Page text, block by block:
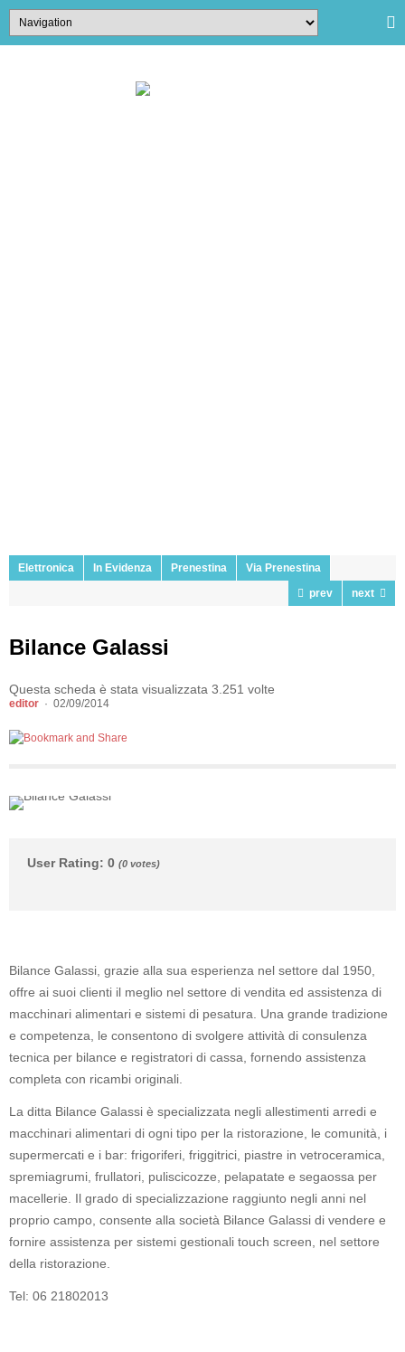
Elettronica In Evidenza Prenestina
Via Prenestina
prev
next
Bilance Galassi
Questa scheda è stata visualizzata 3.251 volte
editor 02/09/2014
User Rating: 0 (0 votes)
Bilance Galassi, grazie alla sua esperienza nel settore dal 1950,
offre ai suoi clienti il meglio nel settore di vendita ed assistenza di
macchinari alimentari e sistemi di pesatura. Una grande tradizione
e competenza, le consentono di svolgere attività di consulenza
tecnica per bilance e registratori di cassa, fornendo assistenza
completa con ricambi originali.
La ditta Bilance Galassi è specializzata negli allestimenti arredi e
macchinari alimentari di ogni tipo per la ristorazione, le comunità, i
supermercati e i bar: frigoriferi, friggitrici, piastre in vetroceramica,
spremiagrumi, frullatori, puliscicozze, pelapatate e segaossa per
macellerie. Il grado di specializzazione raggiunto negli anni nel
proprio campo, consente alla società Bilance Galassi di vendere e
fornire assistenza per sistemi gestionali touch screen, nel settore
della ristorazione.
Tel: 06 21802013